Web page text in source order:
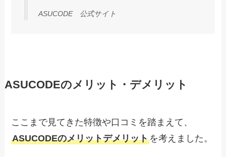
ASUCODE 公式サイト
ASUCODEのメリット・デメリット
ここまで見てきた特徴や口コミを踏まえて、
ASUCODEのメリットデメリットを考えました。